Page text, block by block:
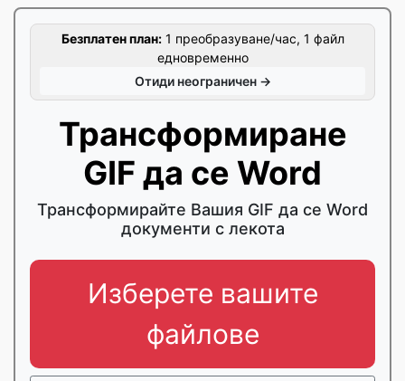
Безплатен план:1 преобразуване/час, 1 файл
едновременно
Отиди неограничен →
Трансформиране
GIF да се Word
Трансформирайте Вашия GIF да се Word
документи с лекота
Изберете вашите
файлове